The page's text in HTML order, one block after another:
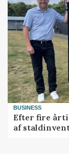
BUSINESS
Efter fire
af